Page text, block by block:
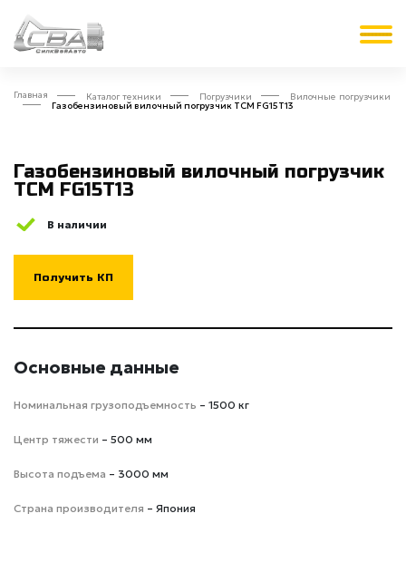
Главная Каталог техники Погрузчики Вилочные погрузчики
Газобензиновый вилочный погрузчик TCM FG15T13
Газобензиновый вилочный погрузчик
TCM FG15T13
В наличии
Получить КП
Основные данные
Номинальная грузоподъемность – 1500 кг
Центр тяжести – 500 мм
Высота подъема – 3000 мм
Страна производителя – Япония